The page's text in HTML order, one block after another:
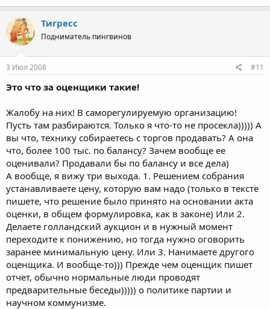
Тигресс
Подниматель пингвинов
3 Июл 2008 #11
Это что за оценщики такие!
Жалобу на них! В саморегулируемую организацию!
Пусть там разбираются. Только я что-то не просекла))))) А
вы что, технику собираетесь с торгов продавать? А она
что, более 100 тыс. по балансу? Зачем вообще ее
оценивали? Продавали бы по балансу и все дела)
А вообще, я вижу три выхода. 1. Решением собрания
устанавливаете цену, которую вам надо (только в тексте
пишете, что решение было принято на основании акта
оценки, в общем формулировка, как в законе) Или 2.
Делаете голландский аукцион и в нужный момент
переходите к понижению, но тогда нужно оговорить
заранее минимальную цену. Или 3. Нанимаете другого
оценщика. И вообще-то))) Прежде чем оценщик пишет
отчет, обычно нормальные люди проводят
предварительные беседы))))) о политике партии и
научном коммунизме.